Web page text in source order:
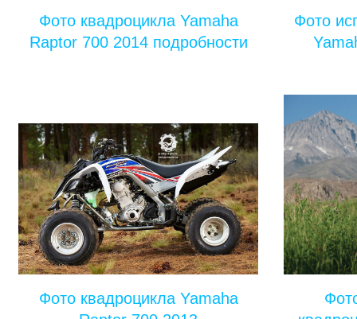
Фото квадроцикла Yamaha
Raptor 700 2014 подробности
Фото
Фото квадроцикла Yamaha